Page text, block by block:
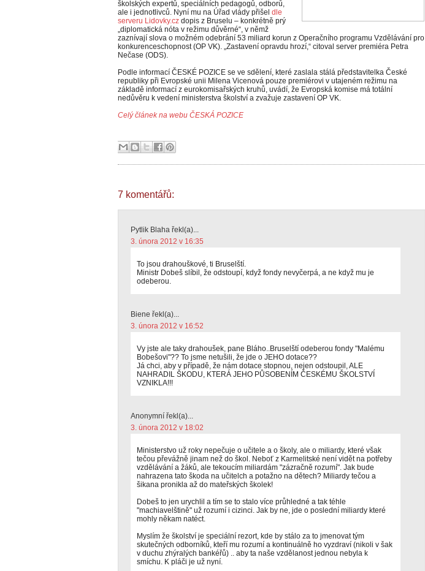
školských expertů, speciálních pedagogů, odborů,
ale i jednotlivců. Nyní mu na Úřad vlády přišel dle
serveru Lidovky.cz dopis z Bruselu – konkrétně prý
„diplomatická nóta v režimu důvěrné“, v němž
zaznívají slova o možném odebrání 53 miliard korun z Operačního programu Vzdělávání pro
konkurenceschopnost (OP VK). „Zastavení opravdu hrozí,“ citoval server premiéra Petra
Nečase (ODS).
Podle informací ČESKÉ POZICE se ve sdělení, které zaslala stálá představitelka České
republiky při Evropské unii Milena Vicenová pouze premiérovi v utajeném režimu na
základě informací z eurokomisařských kruhů, uvádí, že Evropská komise má totální
nedůvěru k vedení ministerstva školství a zvažuje zastavení OP VK.
Celý článek na webu ČESKÁ POZICE
7 komentářů:
Pytlik Blaha řekl(a)...
3. února 2012 v 16:35
To jsou drahouškové, ti Bruselští.
Ministr Dobeš slíbil, že odstoupí, když fondy nevyčerpá, a ne když mu je
odeberou.
Biene řekl(a)...
3. února 2012 v 16:52
Vy jste ale taky drahoušek, pane Bláho..Bruselští odeberou fondy "Malému
Bobešovi"?? To jsme netušili, že jde o JEHO dotace??
Já chci, aby v případě, že nám dotace stopnou, nejen odstoupil, ALE
NAHRADIL ŠKODU, KTERÁ JEHO PŮSOBENÍM ČESKÉMU ŠKOLSTVÍ
VZNIKLA!!!
Anonymní řekl(a)...
3. února 2012 v 18:02
Ministerstvo už roky nepečuje o učitele a o školy, ale o miliardy, které však
tečou převážně jinam než do škol. Neboť z Karmelitské není vidět na potřeby
vzdělávání a žáků, ale tekoucím miliardám "zázračně rozumí". Jak bude
nahrazena tato škoda na učitelch a potažno na dětech? Miliardy tečou a
šikana pronikla až do mateřských školek!
Dobeš to jen urychlil a tím se to stalo více průhledné a tak téhle
"machiavelštině" už rozumí i cizinci. Jak by ne, jde o poslední miliardy které
mohly někam natéct.
Myslím že školství je speciální rezort, kde by stálo za to jmenovat tým
skutečných odborníků, kteří mu rozumí a kontinuálně ho vyzdraví (nikoli v šak
v duchu zhýralých bankéřů) .. aby ta naše vzdělanost jednou nebyla k
smíchu. K pláči je už nyní.